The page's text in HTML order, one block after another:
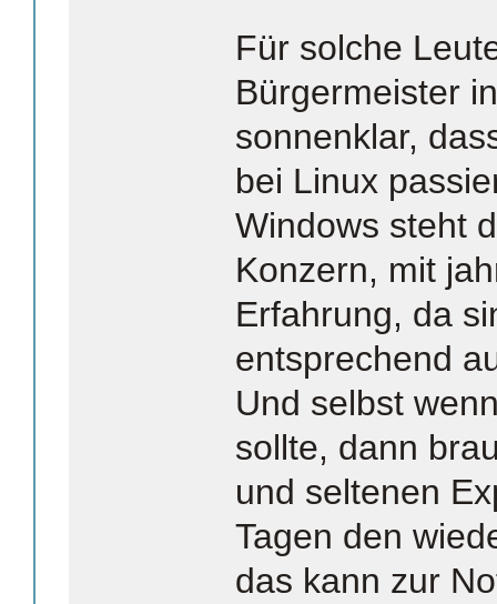
Für solche
Bürgermeister
sonnenklar,
bei Linux
Windows steht
Konzern, mit
Erfahrung, da
entsprechend
Und selbst
sollte, dann
und seltenen
Tagen den
das kann zur